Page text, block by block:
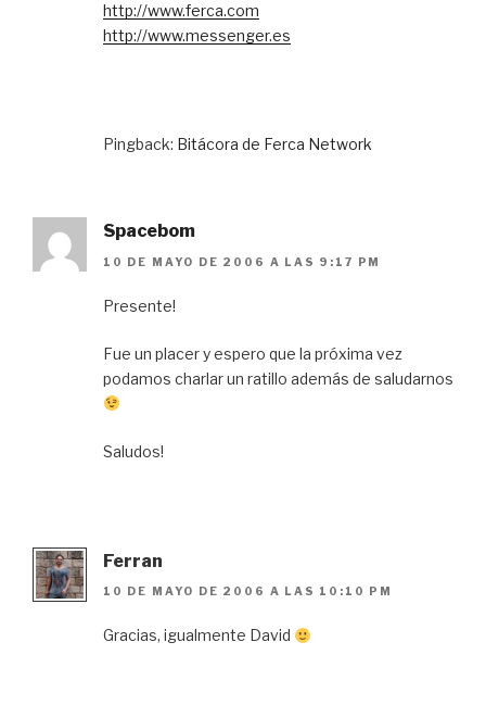
http://www.ferca.com
http://www.messenger.es
Pingback: Bitácora de Ferca Network
Spacebom
10 DE MAYO DE 2006 A LAS 9:17 PM
Presente!
Fue un placer y espero que la próxima vez
podamos charlar un ratillo además de saludarnos
Saludos!
Ferran
10 DE MAYO DE 2006 A LAS 10:10 PM
Gracias, igualmente David